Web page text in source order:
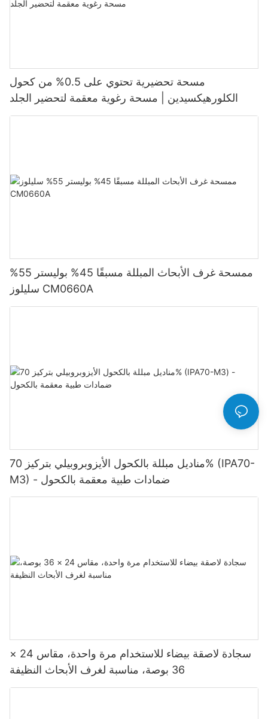
مسحة تحضيرية تحتوي على 0.5% من كحول
الكلورهيكسيدين | مسحة رغوية معقمة لتحضير الجلد
ممسحة غرف الأبحاث المبللة مسبقًا 45% بوليستر 55%
سليلوز CM0660A
مناديل مبللة بالكحول الأيزوبروبيلي بتركيز 70% (IPA70-
M3) - ضمادات طبية معقمة بالكحول
سجادة لاصقة بيضاء للاستخدام مرة واحدة، مقاس 24 ×
36 بوصة، مناسبة لغرف الأبحاث النظيفة